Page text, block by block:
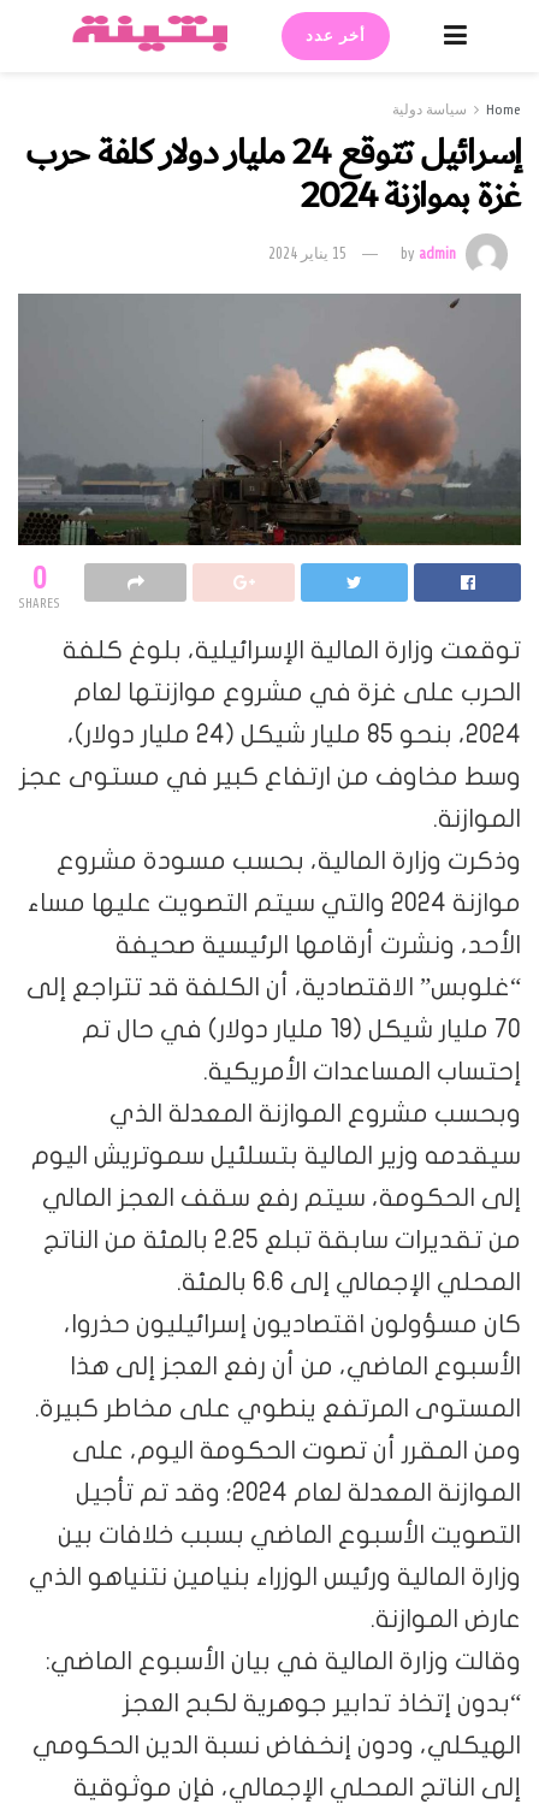
أخر عدد
Home سياسة دولية
إسرائيل تتوقع 24 مليار دولار كلفة حرب
غزة بموازنة 2024
byadmin 15 يناير 2024
0
SHARES
توقعت وزارة المالية الإسرائيلية، بلوغ كلفة
الحرب على غزة في مشروع موازنتها لعام
2024، بنحو 85 مليار شيكل (24 مليار دولار)،
وسط مخاوف من ارتفاع كبير في مستوى عجز
الموازنة.
وذكرت وزارة المالية، بحسب مسودة مشروع
موازنة 2024 والتي سيتم التصويت عليها مساء
الأحد، ونشرت أرقامها الرئيسية صحيفة
“غلوبس” الاقتصادية، أن الكلفة قد تتراجع إلى
70 مليار شيكل (19 مليار دولار) في حال تم
إحتساب المساعدات الأمريكية.
وبحسب مشروع الموازنة المعدلة الذي
سيقدمه وزير المالية بتسلئيل سموتريش اليوم
إلى الحكومة، سيتم رفع سقف العجز المالي
من تقديرات سابقة تبلع 2.25 بالمئة من الناتج
المحلي الإجمالي إلى 6.6 بالمئة.
كان مسؤولون اقتصاديون إسرائيليون حذروا،
الأسبوع الماضي، من أن رفع العجز إلى هذا
المستوى المرتفع ينطوي على مخاطر كبيرة.
ومن المقرر أن تصوت الحكومة اليوم، على
الموازنة المعدلة لعام 2024؛ وقد تم تأجيل
التصويت الأسبوع الماضي بسبب خلافات بين
وزارة المالية ورئيس الوزراء بنيامين نتنياهو الذي
عارض الموازنة.
وقالت وزارة المالية في بيان الأسبوع الماضي:
“بدون إتخاذ تدابير جوهرية لكبح العجز
الهيكلي، ودون إنخفاض نسبة الدين الحكومي
إلى الناتج المحلي الإجمالي، فإن موثوقية